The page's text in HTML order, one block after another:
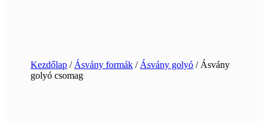
Kezdőlap / Ásvány formák / Ásvány golyó / Ásvány
golyó csomag